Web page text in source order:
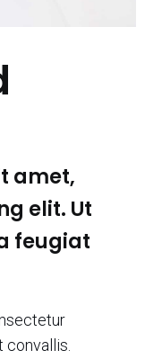
amet,
elit. Ut
feugiat
convallis.